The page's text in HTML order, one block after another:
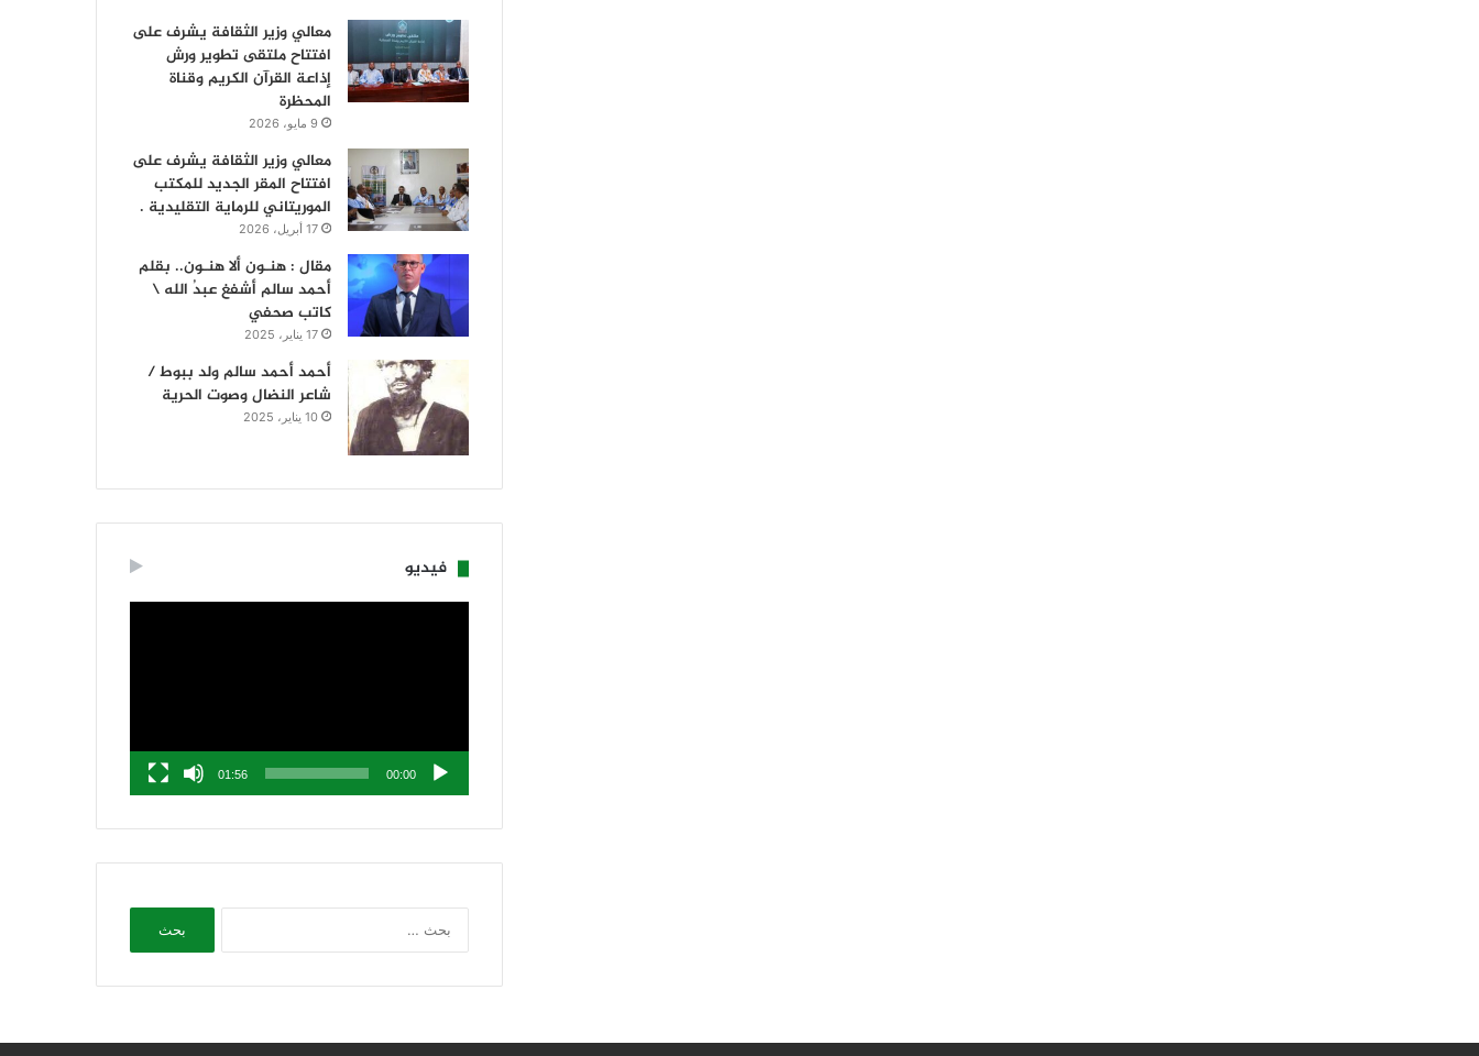
معالي وزير الثقافة يشرف على
افتتاح ملتقى تطوير ورش
إذاعة القرآن الكريم وقناة
المحظرة
9 مايو، 2026
معالي وزير الثقافة يشرف على
افتتاح المقر الجديد للمكتب
الموريتاني للرماية التقليدية .
17 أبريل، 2026
مقال : هنـون ألا هنـون.. بقلم
أحمد سالم أشفغ عبدُ الله \
كاتب صحفي
17 يناير، 2025
أحمد أحمد سالم ولد ببوط /
شاعر النضال وصوت الحرية
10 يناير، 2025
فيديو
00:00
01:56